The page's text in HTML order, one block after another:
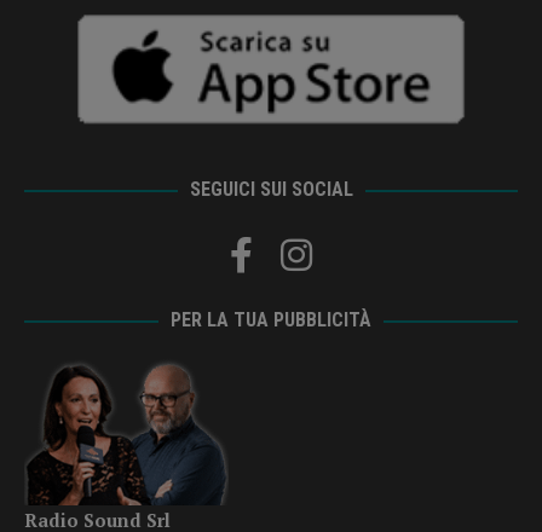
SEGUICI SUI SOCIAL
PER LA TUA PUBBLICITÀ
Radio Sound Srl